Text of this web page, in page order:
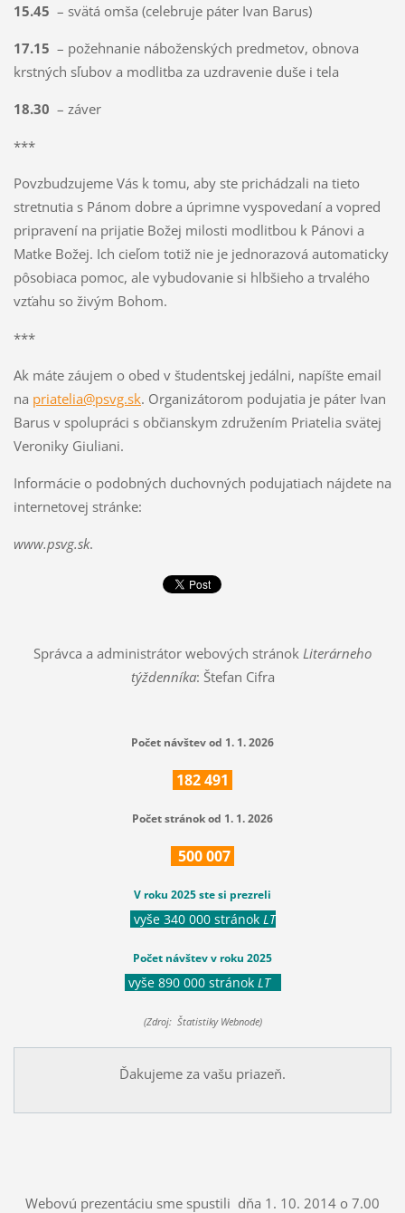
15.45 – svätá omša (celebruje páter Ivan Barus)
17.15 – požehnanie náboženských predmetov, obnova
krstných sľubov a modlitba za uzdravenie duše i tela
18.30 – záver
***
Povzbudzujeme Vás k tomu, aby ste prichádzali na tieto
stretnutia s Pánom dobre a úprimne vyspovedaní a vopred
pripravení na prijatie Božej milosti modlitbou k Pánovi a
Matke Božej. Ich cieľom totiž nie je jednorazová automaticky
pôsobiaca pomoc, ale vybudovanie si hlbšieho a trvalého
vzťahu so živým Bohom.
***
Ak máte záujem o obed v študentskej jedálni, napíšte email
na priatelia@psvg.sk. Organizátorom podujatia je páter Ivan
Barus v spolupráci s občianskym združením Priatelia svätej
Veroniky Giuliani.
Informácie o podobných duchovných podujatiach nájdete na
internetovej stránke:
www.psvg.sk.
Správca a administrátor webových stránok Literárneho
týždenníka: Štefan Cifra
Počet návštev od 1. 1. 2026
182491
Počet stránok od 1. 1. 2026
500007
V roku 2025 ste si prezreli
vyše 340 000 stránok LT
Počet návštev v roku 2025
vyše 890 000 stránok LT
(Zdroj: Štatistiky Webnode)
Ďakujeme za vašu priazeň.
Webovú prezentáciu sme spustili dňa 1. 10. 2014 o 7.00